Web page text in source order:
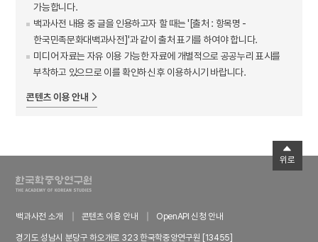
가능합니다.
백과사전 내용 중 글을 인용하고자 할 때는 '[출처 : 항목명 -
한국민족문화대백과사전]'과 같이 출처 표기를 하여야 합니다.
미디어 자료는 자유 이용 가능한 자료에 개별적으로 공공누리 표시를
부착하고 있으므로 이를 확인하신 후 이용하시기 바랍니다.
콘텐츠 이용 안내
백과사전 소개 콘텐츠 이용 안내
OpenAPI 신청 안내
경기도 성남시 분당구 하오개로 323 한국학중앙연구원 [13455]
위로